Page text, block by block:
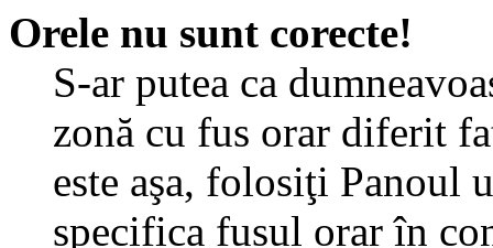
Orele nu sunt corecte!
S-ar putea ca
zonă cu fus orar diferit
este aşa, folosiţi Panoul
specifica fusul orar în